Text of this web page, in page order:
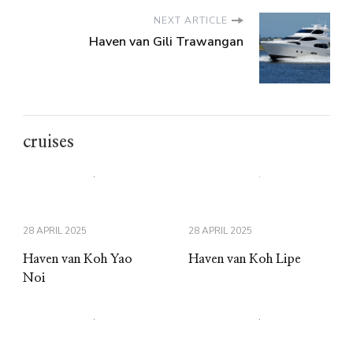
NEXT ARTICLE
Haven van Gili Trawangan
cruises
28 APRIL 2025
Haven van Koh Yao
Noi
28 APRIL 2025
Haven van Koh Lipe